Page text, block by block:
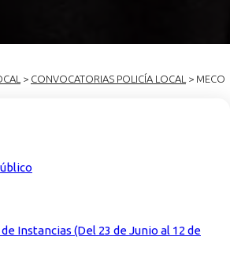
> CONVOCATORIAS POLICÍA LOCAL > MECO
Instancias (Del 23 de Junio al 12 de